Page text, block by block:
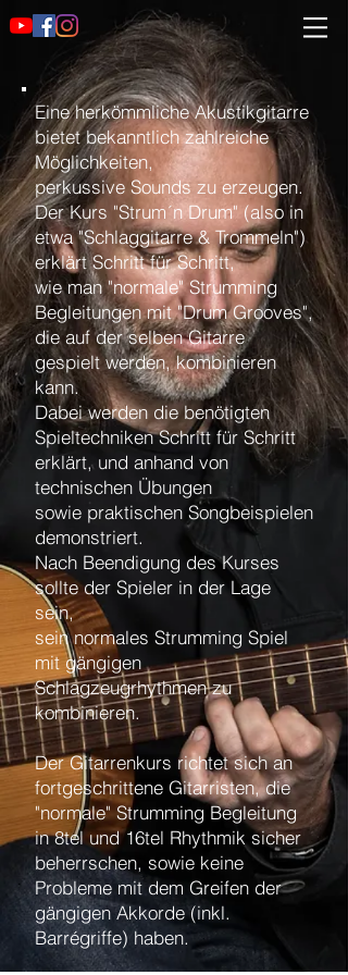
Eine herkömmliche Akustikgitarre
bietet bekanntlich zahlreiche
Möglichkeiten,
perkussive Sounds zu erzeugen.
Der Kurs "Strum´n Drum" (also in
etwa "Schlaggitarre & Trommeln")
erklärt Schritt für Schritt,
wie man "normale" Strumming
Begleitungen mit "Drum Grooves",
die auf der selben Gitarre
gespielt werden, kombinieren
kann.
Dabei werden die benötigten
Spieltechniken Schritt für Schritt
erklärt, und anhand von
technischen Übungen
sowie praktischen Songbeispielen
demonstriert.
Nach Beendigung des Kurses
sollte der Spieler in der Lage
sein,
sein normales Strumming Spiel
mit gängigen
Schlagzeugrhythmen zu
kombinieren.
Der Gitarrenkurs richtet sich an
fortgeschrittene Gitarristen, die
"normale" Strumming Begleitung
in 8tel und 16tel Rhythmik sicher
beherrschen, sowie keine
Probleme mit dem Greifen der
gängigen Akkorde (inkl.
Barrégriffe) haben.